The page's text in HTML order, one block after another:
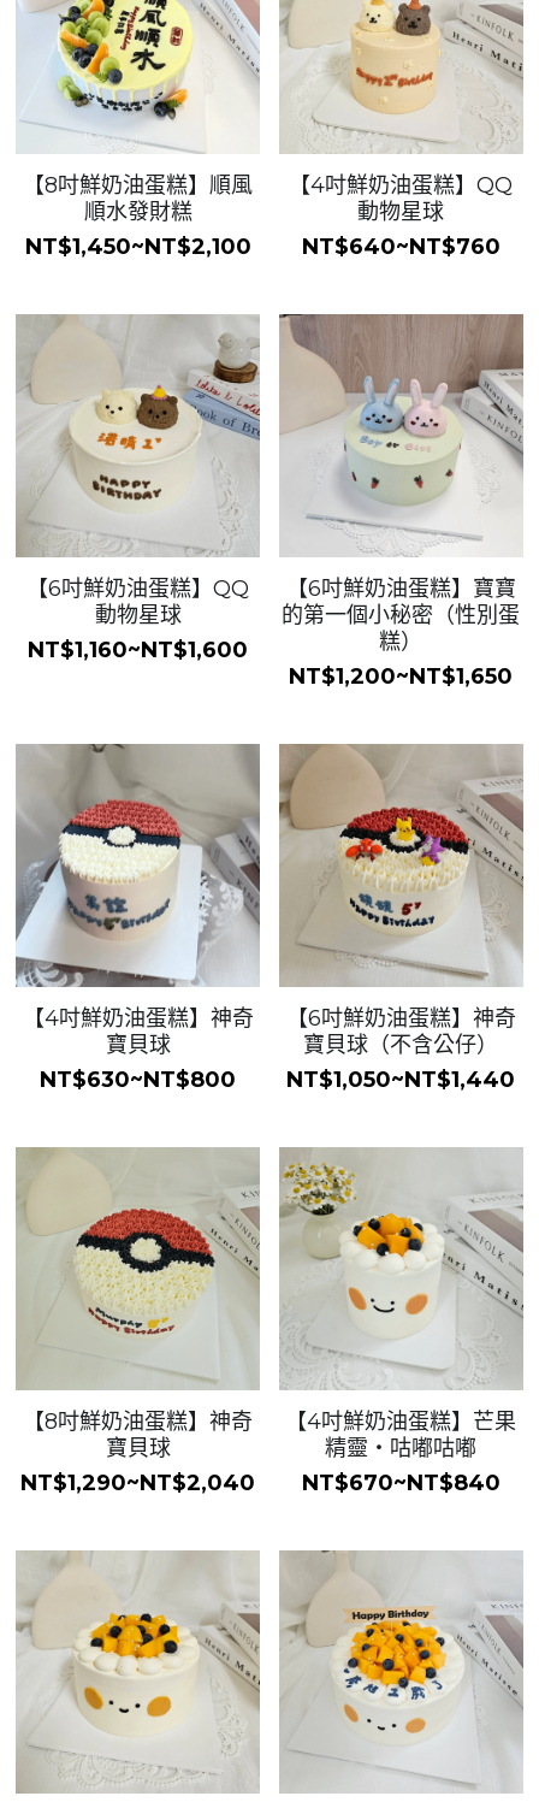
【8吋鮮奶油蛋糕】順風
順水發財糕
NT$1,450~NT$2,100
【4吋鮮奶油蛋糕】QQ
動物星球
NT$640~NT$760
【6吋鮮奶油蛋糕】QQ
動物星球
NT$1,160~NT$1,600
【6吋鮮奶油蛋糕】寶寶
的第一個小秘密（性別蛋
糕）
NT$1,200~NT$1,650
【4吋鮮奶油蛋糕】神奇
寶貝球
NT$630~NT$800
【6吋鮮奶油蛋糕】神奇
寶貝球（不含公仔）
NT$1,050~NT$1,440
【8吋鮮奶油蛋糕】神奇
寶貝球
NT$1,290~NT$2,040
【4吋鮮奶油蛋糕】芒果
精靈・咕嘟咕嘟
NT$670~NT$840